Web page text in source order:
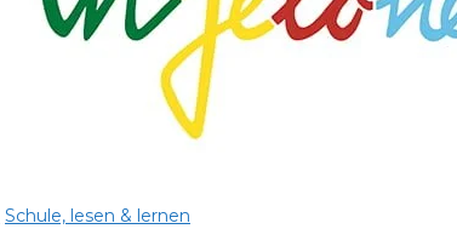
Schule, lesen & lernen